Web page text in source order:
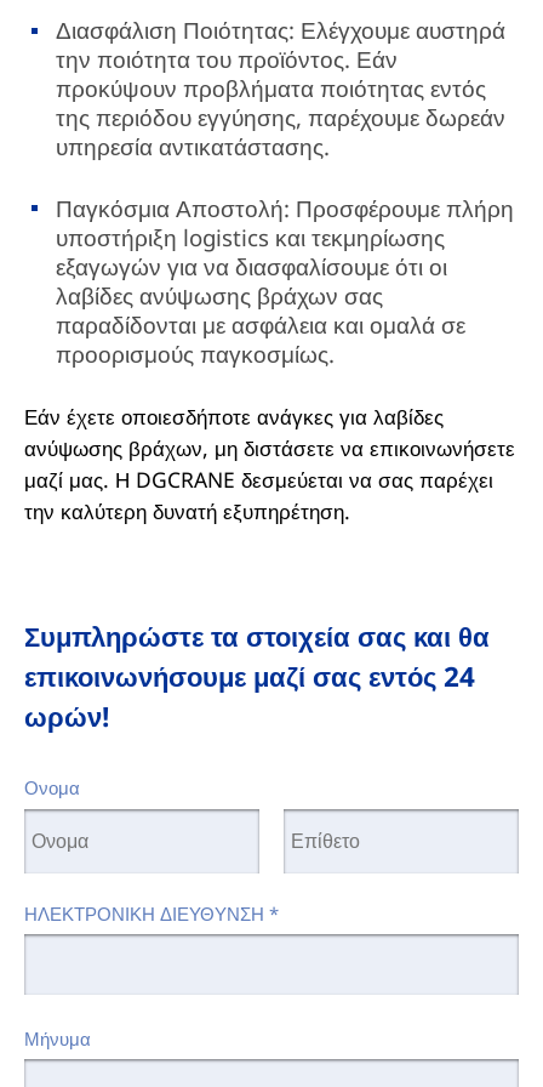
Διασφάλιση Ποιότητας: Ελέγχουμε αυστηρά
την ποιότητα του προϊόντος. Εάν
προκύψουν προβλήματα ποιότητας εντός
της περιόδου εγγύησης, παρέχουμε δωρεάν
υπηρεσία αντικατάστασης.
Παγκόσμια Αποστολή: Προσφέρουμε πλήρη
υποστήριξη logistics και τεκμηρίωσης
εξαγωγών για να διασφαλίσουμε ότι οι
λαβίδες ανύψωσης βράχων σας
παραδίδονται με ασφάλεια και ομαλά σε
προορισμούς παγκοσμίως.
Εάν έχετε οποιεσδήποτε ανάγκες για λαβίδες
ανύψωσης βράχων, μη διστάσετε να επικοινωνήσετε
μαζί μας. Η DGCRANE δεσμεύεται να σας παρέχει
την καλύτερη δυνατή εξυπηρέτηση.
Συμπληρώστε τα στοιχεία σας και θα
επικοινωνήσουμε μαζί σας εντός 24
ωρών!
Ονομα
ΗΛΕΚΤΡΟΝΙΚΗ ΔΙΕΥΘΥΝΣΗ *
Μήνυμα